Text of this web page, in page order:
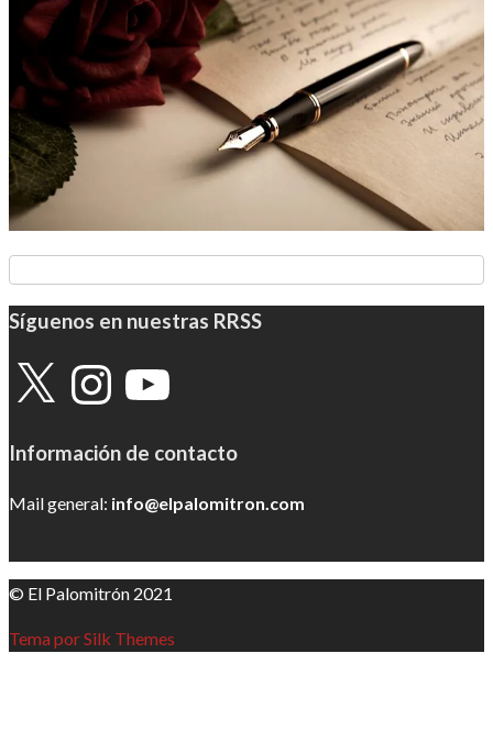
Síguenos en nuestras RRSS
X InstagramYouTube
Información de contacto
Mail general: info@elpalomitron.com
© El Palomitrón 2021
Tema por Silk Themes